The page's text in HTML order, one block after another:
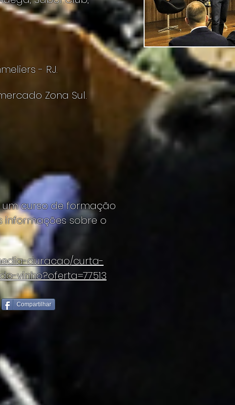
- RJ.
Zona Sul.
um curso de formação
informações sobre o
duracao/curta-
vinho?oferta=77513
Compartilhar